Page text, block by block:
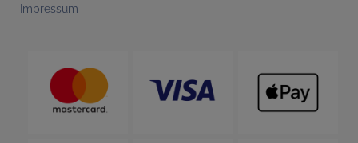
Impressum